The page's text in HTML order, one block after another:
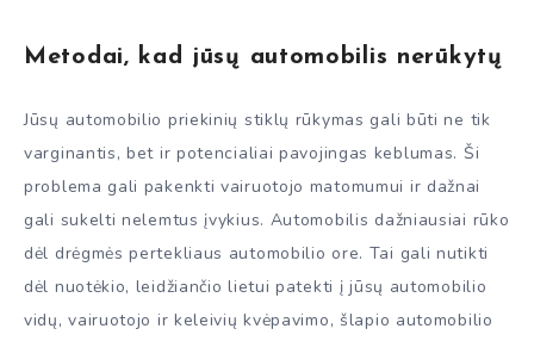
Metodai, kad jūsų automobilis nerūkytų
Jūsų automobilio priekinių stiklų rūkymas gali būti ne tik
varginantis, bet ir potencialiai pavojingas keblumas. Ši
problema gali pakenkti vairuotojo matomumui ir dažnai
gali sukelti nelemtus įvykius. Automobilis dažniausiai rūko
dėl drėgmės pertekliaus automobilio ore. Tai gali nutikti
dėl nuotėkio, leidžiančio lietui patekti į jūsų automobilio
vidų, vairuotojo ir keleivių kvėpavimo, šlapio automobilio